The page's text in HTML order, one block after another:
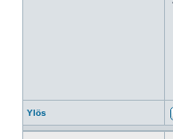
Ylös